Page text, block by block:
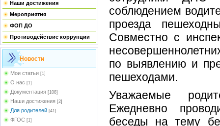
Наши достижения
Мероприятия
ФОП ДО
Противодействие коррупции
Новости
Мои статьи [1]
О нас [1]
Документация [108]
Наши достижения [2]
Для родителей [41]
ФГОС [1]
соблюдением
проезда
Совместно с
по выявлению и
пешеходами.
Уважаемые
Ежедневно
беседы на тему